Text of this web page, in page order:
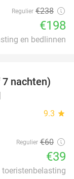
Regulier €238
€198
en bedlinnen
35%
nachten)
9.3 star
Regulier €60
€39
toeristenbelasting